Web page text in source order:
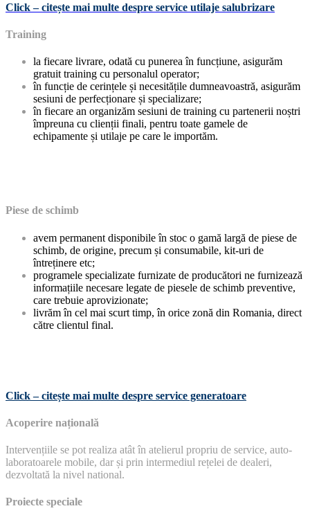
Click – citește mai multe despre service utilaje salubrizare
Training
la fiecare livrare, odată cu punerea în funcțiune, asigurăm
gratuit training cu personalul operator;
în funcție de cerințele și necesitățile dumneavoastră, asigurăm
sesiuni de perfecționare și specializare;
în fiecare an organizăm sesiuni de training cu partenerii noștri
împreuna cu clienții finali, pentru toate gamele de
echipamente și utilaje pe care le importăm.
Piese de schimb
avem permanent disponibile în stoc o gamă largă de piese de
schimb, de origine, precum și consumabile, kit-uri de
întreținere etc;
programele specializate furnizate de producători ne furnizează
informațiile necesare legate de piesele de schimb preventive,
care trebuie aprovizionate;
livrăm în cel mai scurt timp, în orice zonă din Romania, direct
către clientul final.
Click – citește mai multe despre service generatoare
Acoperire națională
Intervențiile se pot realiza atât în atelierul propriu de service, auto-
laboratoarele mobile, dar și prin intermediul rețelei de dealeri,
dezvoltată la nivel national.
Proiecte speciale